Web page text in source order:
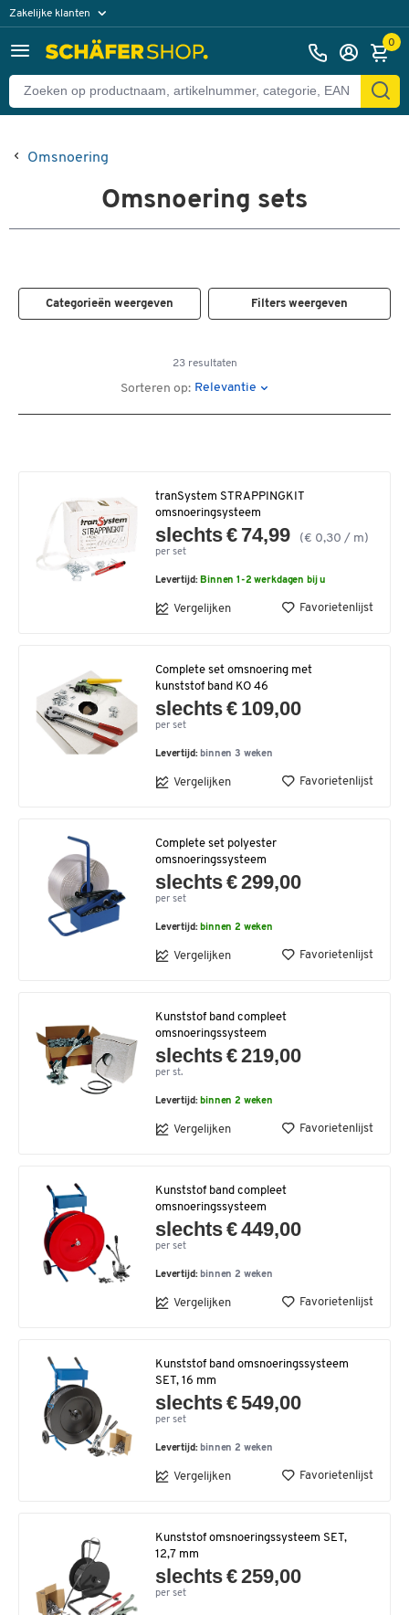
Zakelijke klanten
Particuliere klanten 0
Omsnoering
Omsnoering sets
Categorieën weergeven Filters weergeven
23 resultaten
Sorteren op: Relevantie
tranSystem STRAPPINGKIT
omsnoeringsysteem
slechts € 74,99 (€ 0,30 / m)
per set
Levertijd: Binnen 1-2 werkdagen bij u
Vergelijken Favorietenlijst
Complete set omsnoering met
kunststof band KO 46
slechts € 109,00
per set
Levertijd: binnen 3 weken
Vergelijken Favorietenlijst
Complete set polyester
omsnoeringssysteem
slechts € 299,00
per set
Levertijd: binnen 2 weken
Vergelijken Favorietenlijst
Kunststof band compleet
omsnoeringssysteem
slechts € 219,00
per st.
Levertijd: binnen 2 weken
Vergelijken Favorietenlijst
Kunststof band compleet
omsnoeringssysteem
slechts € 449,00
per set
Levertijd: binnen 2 weken
Vergelijken Favorietenlijst
Kunststof band omsnoeringssysteem
SET, 16 mm
slechts € 549,00
per set
Levertijd: binnen 2 weken
Vergelijken Favorietenlijst
Kunststof omsnoeringssysteem SET,
12,7 mm
slechts € 259,00
per set